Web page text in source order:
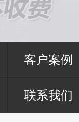
客户案例
联系我们